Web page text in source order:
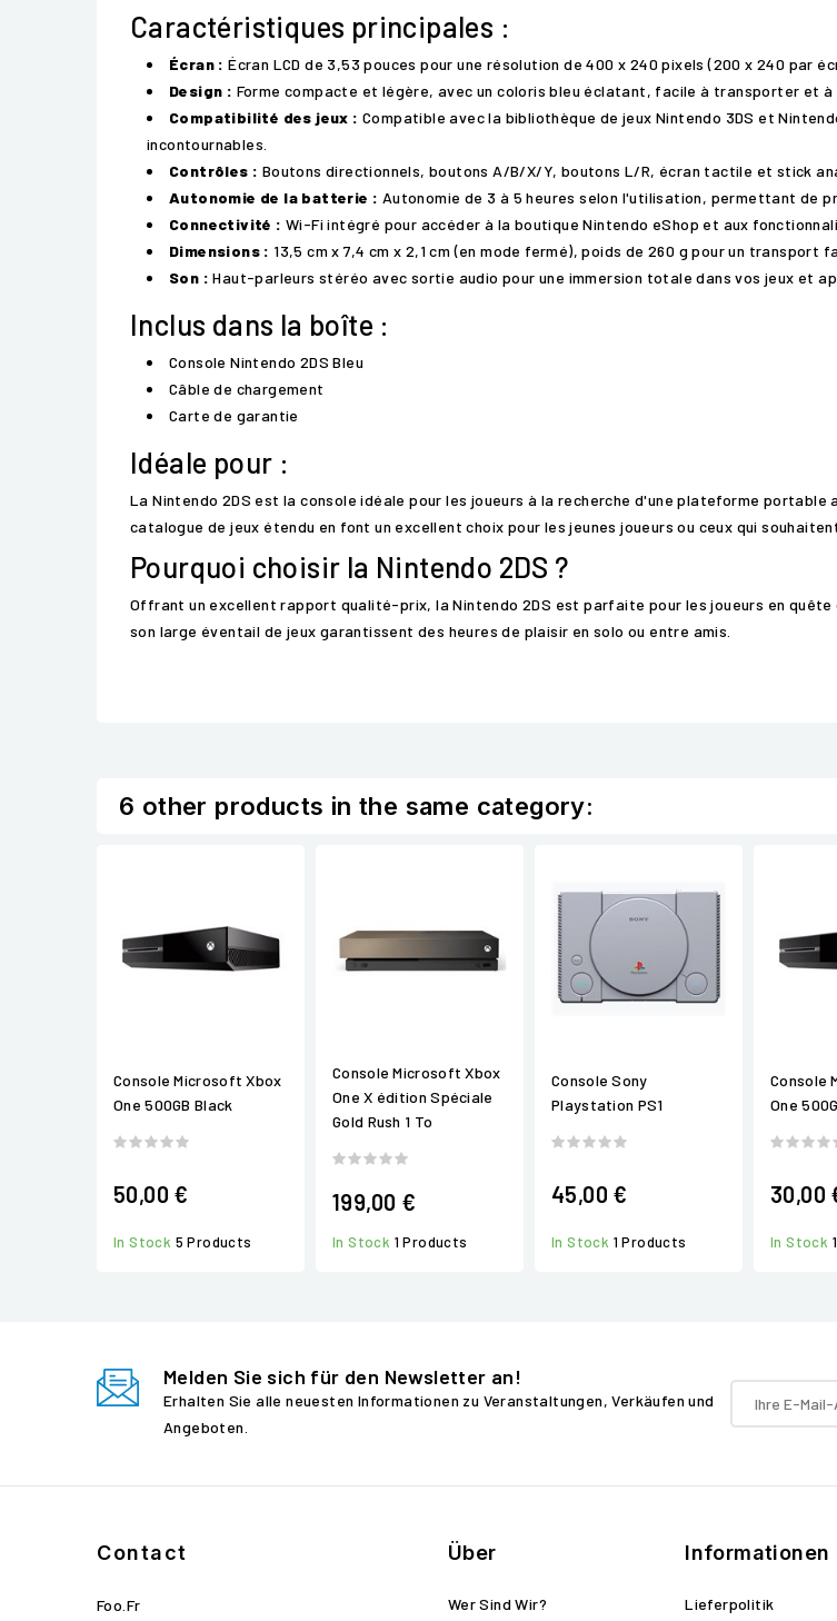
Caractéristiques principales :
Écran : Écran LCD de 3,53 pouces pour une résolution de 400 x 240 pixels (200 x 240 par
Design : Forme compacte et légère, avec un coloris bleu éclatant, facile à transporter et à
Compatibilité des jeux : Compatible avec la bibliothèque de jeux Nintendo 3DS et
incontournables.
Contrôles : Boutons directionnels, boutons A/B/X/Y, boutons L/R, écran tactile et stick
Autonomie de la batterie : Autonomie de 3 à 5 heures selon l'utilisation, permettant de
Connectivité : Wi-Fi intégré pour accéder à la boutique Nintendo eShop et aux
Dimensions : 13,5 cm x 7,4 cm x 2,1 cm (en mode fermé), poids de 260 g pour un transport
Son : Haut-parleurs stéréo avec sortie audio pour une immersion totale dans vos jeux et
Inclus dans la boîte :
Console Nintendo 2DS Bleu
Câble de chargement
Carte de garantie
Idéale pour :
La Nintendo 2DS est la console idéale pour les joueurs à la recherche d'une plateforme
catalogue de jeux étendu en font un excellent choix pour les jeunes joueurs ou ceux qui
Pourquoi choisir la Nintendo 2DS ?
Offrant un excellent rapport qualité-prix, la Nintendo 2DS est parfaite pour les joueurs en
son large éventail de jeux garantissent des heures de plaisir en solo ou entre amis.
6 other products in the same category:
Console Microsoft Xbox
One 500GB Black
50,00 €
In Stock 5 Products
Console Microsoft Xbox
One X édition Spéciale
Gold Rush 1 To
199,00 €
In Stock 1 Products
Console Sony
Playstation PS1
45,00 €
In Stock 1 Products
Console
One
30,00
In Stock
Melden Sie sich für den Newsletter an!
Erhalten Sie alle neuesten Informationen zu Veranstaltungen, Verkäufen und
Angeboten.
Contact
Foo.fr
Über
Wer Sind Wir?
Informationen
Lieferpolitik